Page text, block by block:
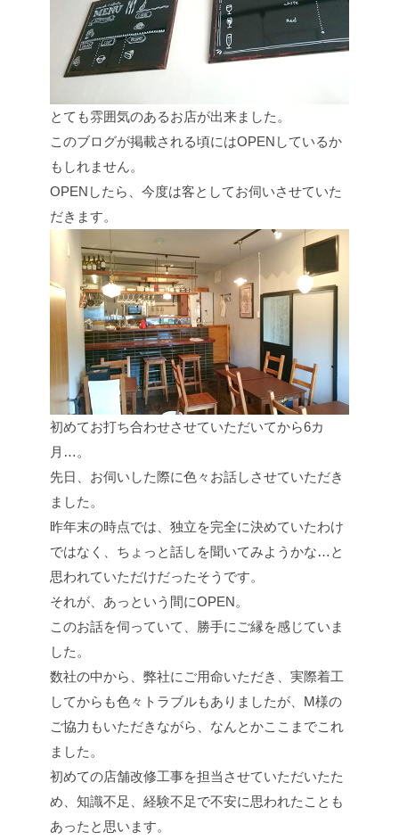
とても雰囲気のあるお店が出来ました。
このブログが掲載される頃にはOPENしているか
もしれません。
OPENしたら、今度は客としてお伺いさせていた
だきます。
初めてお打ち合わせさせていただいてから6カ
月…。
先日、お伺いした際に色々お話しさせていただき
ました。
昨年末の時点では、独立を完全に決めていたわけ
ではなく、ちょっと話しを聞いてみようかな…と
思われていただけだったそうです。
それが、あっという間にOPEN。
このお話を伺っていて、勝手にご縁を感じていま
した。
数社の中から、弊社にご用命いただき、実際着工
してからも色々トラブルもありましたが、M様の
ご協力もいただきながら、なんとかここまでこれ
ました。
初めての店舗改修工事を担当させていただいたた
め、知識不足、経験不足で不安に思われたことも
あったと思います。